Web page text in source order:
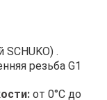
.
резьба G1
от 0°C до